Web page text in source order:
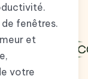
fenêtres.
et
votre